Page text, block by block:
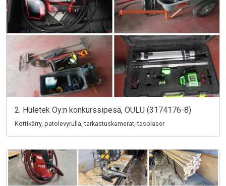
2. Huletek Oy:n konkurssipesä, OULU (3174176-8)
Kottikärry, patolevyrulla, tarkastuskamerat, tasolaser